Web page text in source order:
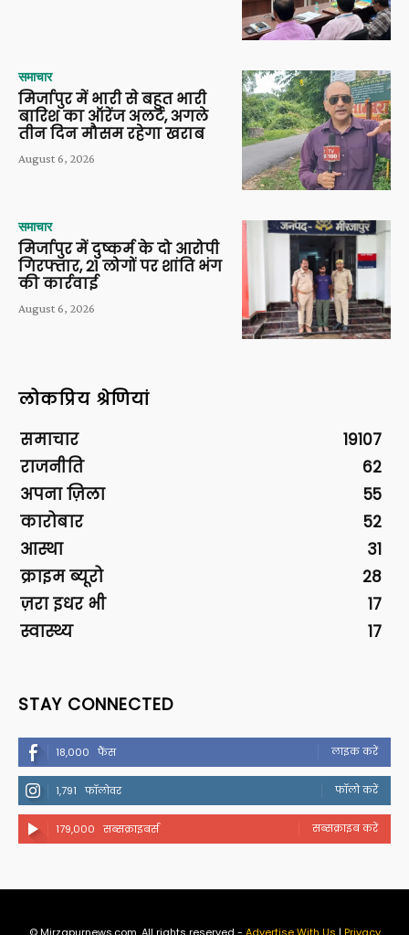
समाचार
मिर्जापुर में भारी से बहुत भारी
बारिश का ऑरेंज अलर्ट, अगले
तीन दिन मौसम रहेगा खराब
August 6, 2026
समाचार
मिर्जापुर में दुष्कर्म के दो आरोपी
गिरफ्तार, 21 लोगों पर शांति भंग
की कार्रवाई
August 6, 2026
लोकप्रिय श्रेणियां
समाचार
19107
राजनीति
62
अपना ज़िला
55
कारोबार
52
आस्था
31
क्राइम ब्यूरो
28
ज़रा इधर भी
17
स्वास्थ्य
17
STAY CONNECTED
18,000 फैंस लाइक करें
1,791 फॉलोवर फॉलो करें
179,000 सब्सक्राइबर्स सब्सक्राइब करें